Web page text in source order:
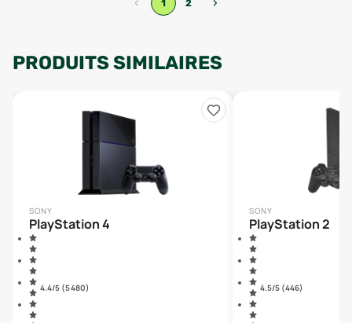
1 2
PRODUITS SIMILAIRES
SONY
PlayStation 4
4.4/5 (5 480)
SONY
PlayStation 2
4.5/5 (446)